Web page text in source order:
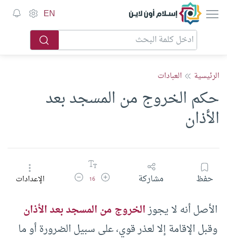
إسلام أون لاين EN
الرئيسية العبادات
حكم الخروج من المسجد بعد
الأذان
حفظ مشاركة زيادة حجم الخط
16 تقليل حجم الخطالإعدادات
الأصل أنه لا يجوزالخروج من المسجد بعد الأذان
وقبل الإقامة إلا لعذر قوي، على سبيل الضرورة أو ما